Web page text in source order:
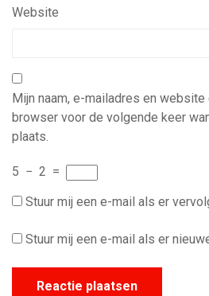
Website
Mijn naam, e-mailadres en
browser voor de volgende keer
plaats.
5 − 2 =
Stuur mij een e-mail als er
Stuur mij een e-mail als er